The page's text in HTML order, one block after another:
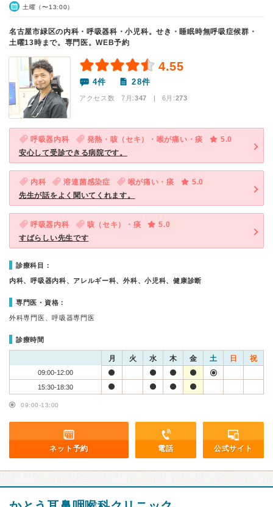
土曜（〜13:00）
名古屋市緑区の内科・呼吸器科・小児科。せき・睡眠時無呼吸症候群・
土曜13時まで。専門医。WEB予約
4.55
4件 28件
アクセス数 7月:347 | 6月:273
呼吸器内科 発熱・咳（セキ）・喉が痛い・痰
5.0
安心して受診できる病院です。
内科 溶連菌感染症 喉が痛い・痰
5.0
先生が話をよく聞いてくれます。
呼吸器内科 咳（セキ）・痰
5.0
すばらしい先生です
診療科目：
内科、呼吸器内科、アレルギー科、外科、小児科、健康診断
専門医・資格：
外科専門医、呼吸器専門医
診療時間
月 火 水 木 金 土 日 祝
09:00-12:00
15:30-18:30
09:00-13:00
ネット予約 電話 公式サイト